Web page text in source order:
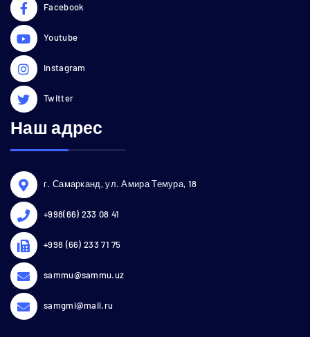
Facebook
Youtube
Instagram
Twitter
Наш адрес
г. Самарканд, ул. Амира Темура, 18
+998(66) 233 08 41
+998 (66) 233 71 75
sammu@sammu.uz
samgmi@mail.ru